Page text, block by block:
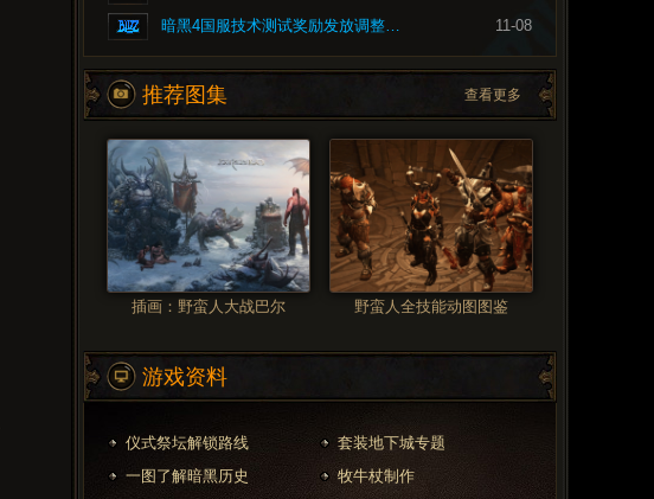
暗黑4国服技术测试奖励发放调整公告
11-08
推荐图集 查看更多
插画：野蛮人大战巴尔 野蛮人全技能动图图鉴
游戏资料
仪式祭坛解锁路线
套装地下城专题
一图了解暗黑历史
牧牛杖制作